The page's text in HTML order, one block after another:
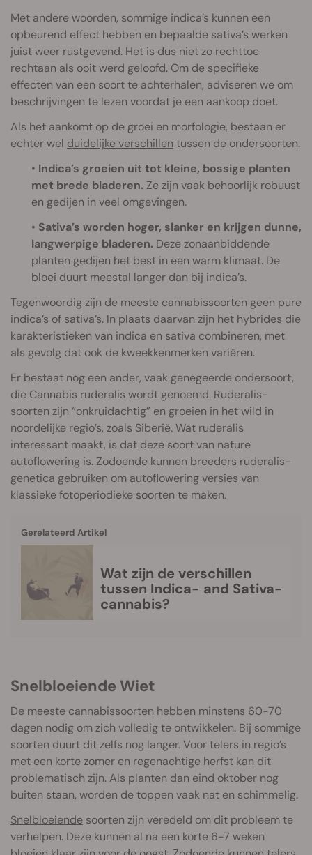
Met andere woorden, sommige indica’s kunnen een
opbeurend effect hebben en bepaalde sativa’s werken
juist weer rustgevend. Het is dus niet zo rechttoe
rechtaan als ooit werd geloofd. Om de specifieke
effecten van een soort te achterhalen, adviseren we om
beschrijvingen te lezen voordat je een aankoop doet.
Als het aankomt op de groei en morfologie, bestaan er
echter wel duidelijke verschillen tussen de ondersoorten.
• Indica’s groeien uit tot kleine, bossige planten
met brede bladeren. Ze zijn vaak behoorlijk robuust
en gedijen in veel omgevingen.
• Sativa’s worden hoger, slanker en krijgen dunne,
langwerpige bladeren. Deze zonaanbiddende
planten gedijen het best in een warm klimaat. De
bloei duurt meestal langer dan bij indica’s.
Tegenwoordig zijn de meeste cannabissoorten geen pure
indica’s of sativa’s. In plaats daarvan zijn het hybrides die
karakteristieken van indica en sativa combineren, met
als gevolg dat ook de kweekkenmerken variëren.
Er bestaat nog een ander, vaak genegeerde ondersoort,
die Cannabis ruderalis wordt genoemd. Ruderalis-
soorten zijn “onkruidachtig” en groeien in het wild in
noordelijke regio’s, zoals Siberië. Wat ruderalis
interessant maakt, is dat deze soort van nature
autoflowering is. Zodoende kunnen breeders ruderalis-
genetica gebruiken om autoflowering versies van
klassieke fotoperiodieke soorten te maken.
Gerelateerd Artikel
Wat zijn de verschillen
tussen Indica- and Sativa-
cannabis?
Snelbloeiende Wiet
De meeste cannabissoorten hebben minstens 60-70
dagen nodig om zich volledig te ontwikkelen. Bij sommige
soorten duurt dit zelfs nog langer. Voor telers in regio’s
met een korte zomer en regenachtige herfst kan dit
problematisch zijn. Als planten dan eind oktober nog
buiten staan, worden de toppen vaak nat en schimmelig.
Snelbloeiende soorten zijn veredeld om dit probleem te
verhelpen. Deze kunnen al na een korte 6-7 weken